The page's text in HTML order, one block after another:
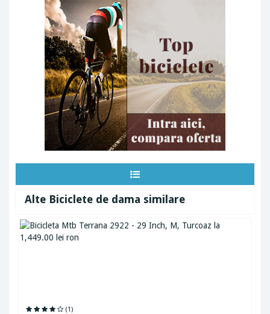
Alte Biciclete de dama similare
(1)